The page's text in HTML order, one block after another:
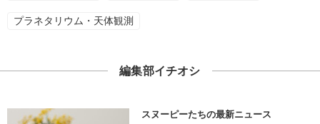
プラネタリウム・天体観測
編集部イチオシ
スヌーピーたちの最新ニュース